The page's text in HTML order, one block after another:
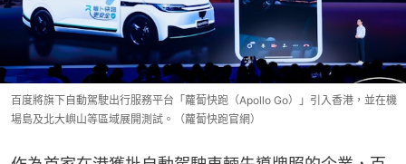
百度將旗下自動駕駛出行服務平台「蘿蔔快跑（Apollo Go）」引入香港，並在機
場島及北大嶼山等區域展開測試。（蘿蔔快跑官網）